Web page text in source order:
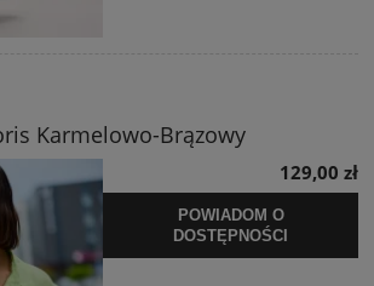
Karmelowo-Brązowy
129,00 zł
POWIADOM O
DOSTĘPNOŚCI